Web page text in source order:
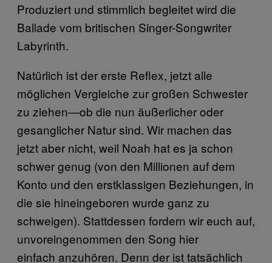
Produziert und stimmlich begleitet wird die
Ballade vom britischen Singer-Songwriter
Labyrinth.
Natürlich ist der erste Reflex, jetzt alle
möglichen Vergleiche zur großen Schwester
zu ziehen—ob die nun äußerlicher oder
gesanglicher Natur sind. Wir machen das
jetzt aber nicht, weil Noah hat es ja schon
schwer genug (von den Millionen auf dem
Konto und den erstklassigen Beziehungen, in
die sie hineingeboren wurde ganz zu
schweigen). Stattdessen fordern wir euch auf,
unvoreingenommen den Song hier
einfach anzuhören. Denn der ist tatsächlich